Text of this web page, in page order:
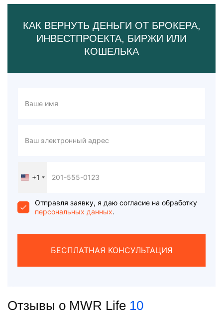
КАК ВЕРНУТЬ ДЕНЬГИ ОТ БРОКЕРА,
ИНВЕСТПРОЕКТА, БИРЖИ ИЛИ
КОШЕЛЬКА
United
+1
+1
Отправля заявку, я даю согласие на обработку
персональных данных.
БЕСПЛАТНАЯ КОНСУЛЬТАЦИЯ
Отзывы о MWR Life 10